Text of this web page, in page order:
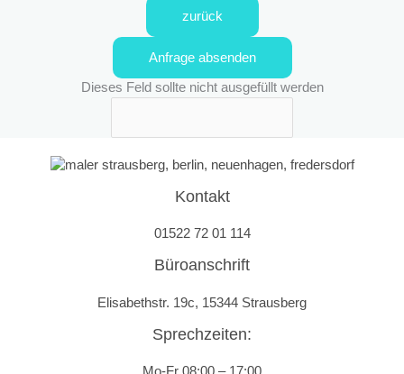
zurück
Anfrage absenden
Dieses Feld sollte nicht ausgefüllt werden
Kontakt
01522 72 01 114
Büroanschrift
Elisabethstr. 19c, 15344 Strausberg
Sprechzeiten: